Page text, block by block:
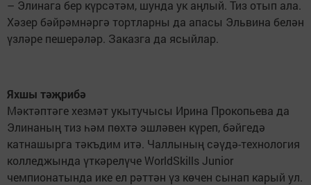
– Элинага бер күрсәтәм, шунда ук аңлый. Тиз отып ала.
Хәзер бәйрәмнәргә тортларны да апасы Эльвина белән
үзләре пешерәләр. Заказга да ясыйлар.
Яхшы тәҗрибә
Мәктәптәге хезмәт укытучысы Ирина Прокопьева да
Элинаның тиз һәм пөхтә эшләвен күреп, бәйгедә
катнашырга тәкъдим итә. Чаллының сәүдә-технология
колледжында үткәрелүче WorldSkills Junior
чемпионатында ике ел рәттән үз көчен сынап карый ул.